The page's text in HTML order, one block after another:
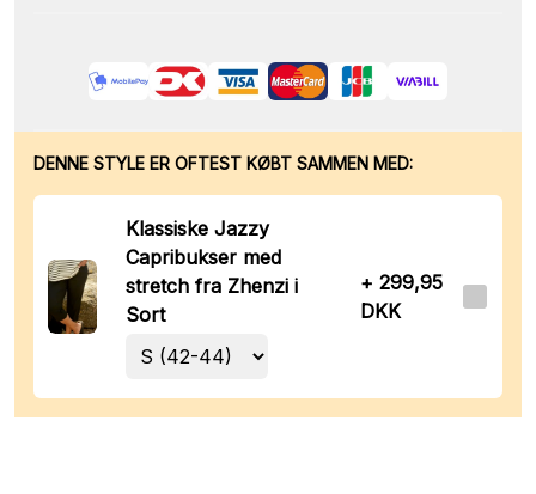
DENNE STYLE ER OFTEST KØBT SAMMEN MED:
Klassiske Jazzy
Capribukser med
stretch fra Zhenzi i
Sort
+ 299,95
DKK